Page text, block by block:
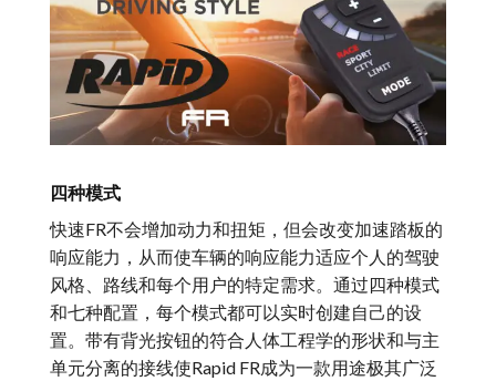
四种模式
快速FR不会增加动力和扭矩，但会改变加速踏板的
响应能力，从而使车辆的响应能力适应个人的驾驶
风格、路线和每个用户的特定需求。通过四种模式
和七种配置，每个模式都可以实时创建自己的设
置。带有背光按钮的符合人体工程学的形状和与主
单元分离的接线使Rapid FR成为一款用途极其广泛